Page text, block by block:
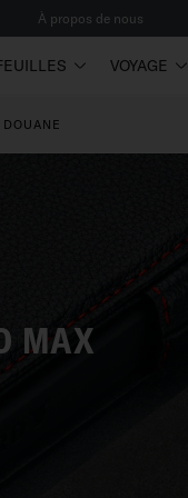
À propos de nous
VOYAGE
MAX